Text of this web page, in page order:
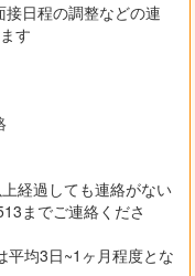
日程の調整などの連
す
経過しても連絡がない
までご連絡くださ
平均3日~1ヶ月程度とな